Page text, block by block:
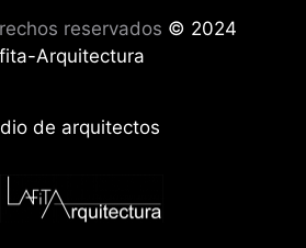
reservados © 2024
Arquitectura
de arquitectos